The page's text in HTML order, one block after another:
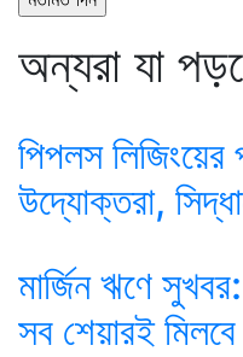
অন্যরা যা
পিপলস লিজিংয়ের
উদ্যোক্তরা,
মার্জিন ঋণে সুখবর:
সব শেয়ারই মিলবে